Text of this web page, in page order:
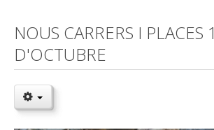
NOUS CARRERS I PLACES 1
D'OCTUBRE